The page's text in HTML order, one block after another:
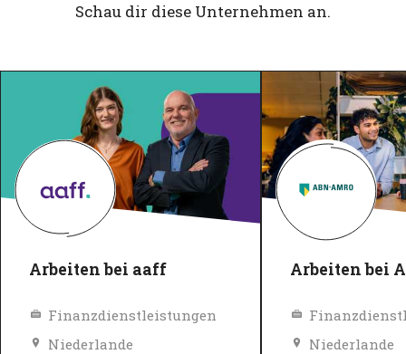
Schau dir diese Unternehmen an.
Arbeiten bei aaff
Finanzdienstleistungen
Niederlande
Arbeiten bei
Niederlande